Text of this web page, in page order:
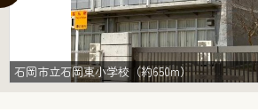
石岡市立石岡東小学校（約650m）